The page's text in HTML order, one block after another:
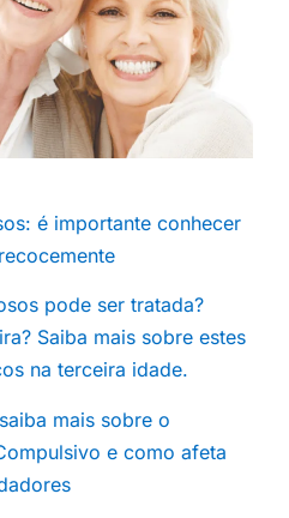
é importante conhecer
pode ser tratada?
Saiba mais sobre estes
na terceira idade.
mais sobre o
e como afeta